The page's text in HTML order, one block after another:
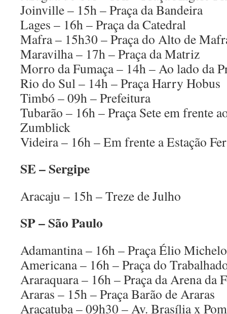
Joinville – 15h – Praça da Bandeira
Lages – 16h – Praça da Catedral
Mafra – 15h30 – Praça do Alto de
Maravilha – 17h – Praça da Matriz
Morro da Fumaça – 14h – Ao lado da
Rio do Sul – 14h – Praça Harry Hobus
Timbó – 09h – Prefeitura
Tubarão – 16h – Praça Sete em frente
Zumblick
Videira – 16h – Em frente a Estação
SE – Sergipe
Aracaju – 15h – Treze de Julho
SP – São Paulo
Adamantina – 16h – Praça Élio
Americana – 16h – Praça do
Araraquara – 16h – Praça da Arena da
Araras – 15h – Praça Barão de Araras
Araçatuba – 09h30 – Av. Brasília x